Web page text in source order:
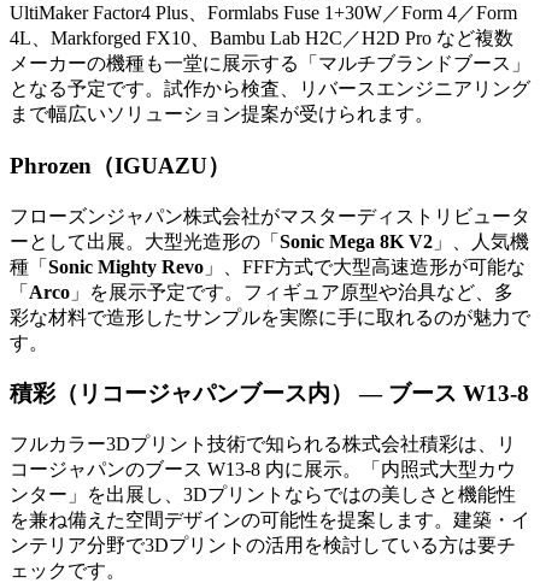
UltiMaker Factor4 Plus、Formlabs Fuse 1+30W／Form 4／Form
4L、Markforged FX10、Bambu Lab H2C／H2D Pro など複数
メーカーの機種も一堂に展示する「マルチブランドブース」
となる予定です。試作から検査、リバースエンジニアリング
まで幅広いソリューション提案が受けられます。
Phrozen（IGUAZU）
フローズンジャパン株式会社がマスターディストリビュータ
ーとして出展。大型光造形の「 Sonic Mega 8K V2 」、人気機
種「 Sonic Mighty Revo 」、FFF方式で大型高速造形が可能な
「 Arco 」を展示予定です。フィギュア原型や治具など、多
彩な材料で造形したサンプルを実際に手に取れるのが魅力で
す。
積彩（リコージャパンブース内） — ブース W13-8
フルカラー3Dプリント技術で知られる株式会社積彩は、リ
コージャパンのブース W13-8 内に展示。「内照式大型カウ
ンター」を出展し、3Dプリントならではの美しさと機能性
を兼ね備えた空間デザインの可能性を提案します。建築・イ
ンテリア分野で3Dプリントの活用を検討している方は要チ
ェックです。